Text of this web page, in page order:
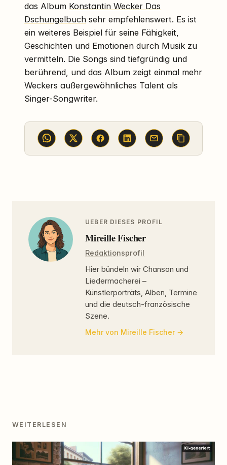
das Album Konstantin Wecker Das
Dschungelbuch sehr empfehlenswert. Es ist
ein weiteres Beispiel für seine Fähigkeit,
Geschichten und Emotionen durch Musik zu
vermitteln. Die Songs sind tiefgründig und
berührend, und das Album zeigt einmal mehr
Weckers außergewöhnliches Talent als
Singer-Songwriter.
UEBER DIESES PROFIL
Mireille Fischer
Redaktionsprofil
Hier bündeln wir Chanson und
Liedermacherei –
Künstlerporträts, Alben, Termine
und die deutsch-französische
Szene.
Mehr von Mireille Fischer
WEITERLESEN